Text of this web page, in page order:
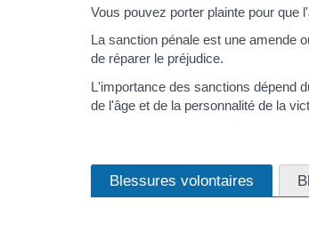
Vous pouvez porter plainte pour que
La sanction pénale est une amende
de réparer le préjudice.
L'importance des sanctions dépend
de l'âge et de la personnalité de la
Blessures volontaires